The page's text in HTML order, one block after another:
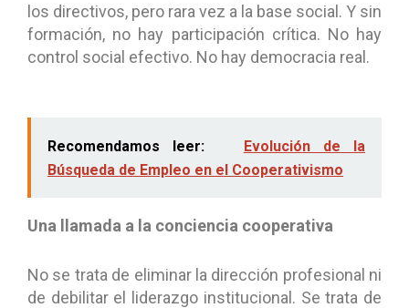
los directivos, pero rara vez a la base social. Y sin
formación, no hay participación crítica. No hay
control social efectivo. No hay democracia real.
Recomendamos leer:
Evolución de la
Búsqueda de Empleo en el Cooperativismo
Una llamada a la conciencia cooperativa
No se trata de eliminar la dirección profesional ni
de debilitar el liderazgo institucional. Se trata de